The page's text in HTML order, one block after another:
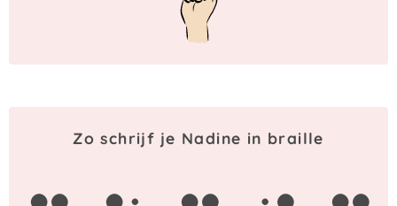
Zo schrijf je Nadine in braille